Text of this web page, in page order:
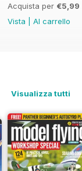
Acquista per €5,99
Vista
Al carrello
Visualizza tutti